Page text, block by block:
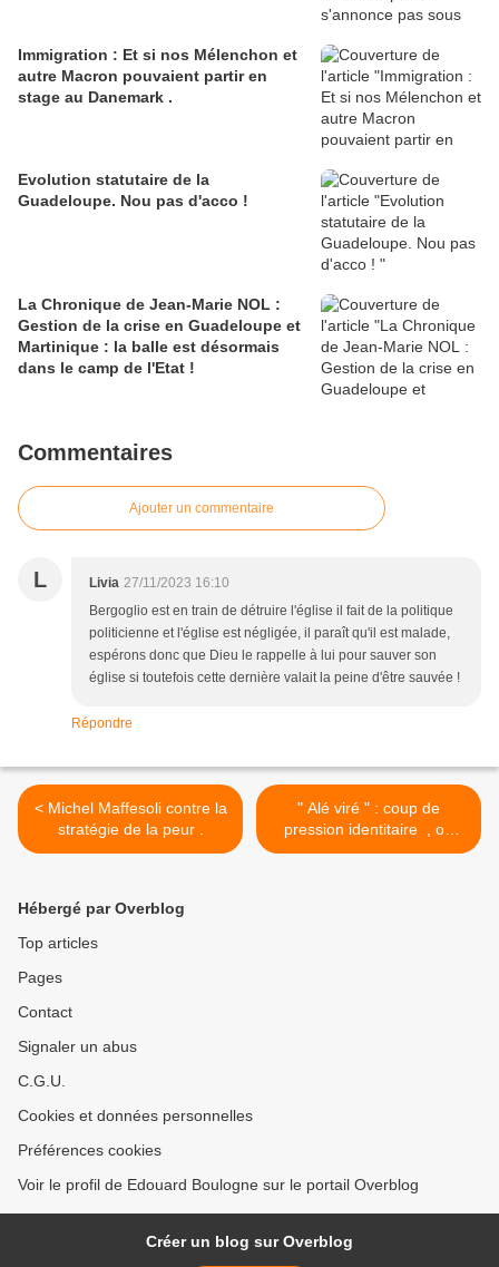
Immigration : Et si nos Mélenchon et
autre Macron pouvaient partir en
stage au Danemark .
Evolution statutaire de la
Guadeloupe. Nou pas d'acco !
La Chronique de Jean-Marie NOL :
Gestion de la crise en Guadeloupe et
Martinique : la balle est désormais
dans le camp de l'Etat !
Commentaires
Ajouter un commentaire
L Livia 27/11/2023 16:10
Bergoglio est en train de détruire l'église il fait de la politique
politicienne et l'église est négligée, il paraît qu'il est malade,
espérons donc que Dieu le rappelle à lui pour sauver son
église si toutefois cette dernière valait la peine d'être sauvée !
Répondre
< Michel Maffesoli contre la
stratégie de la peur .
" Alé viré " : coup de
pression identitaire , ou
subtil coup de bluff ? Par
Hébergé par Overblog
Top articles
Pages
Contact
Signaler un abus
C.G.U.
Cookies et données personnelles
Préférences cookies
Voir le profil de Edouard Boulogne sur le portail Overblog
Créer un blog sur Overblog